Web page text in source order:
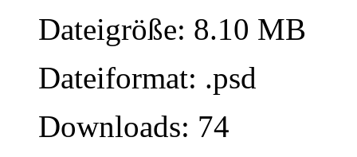
Dateigröße: 8.10 MB
Dateiformat: .psd
Downloads: 74